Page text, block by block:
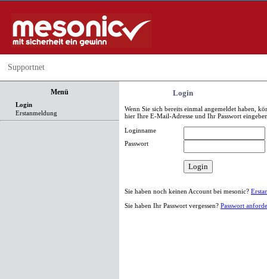
Supportnet
Menü
Login
Erstanmeldung
Login
Wenn Sie sich bereits einmal angemeldet haben,
hier Ihre E-Mail-Adresse und Ihr Passwort
Loginname
Passwort
Sie haben noch keinen Account bei mesonic?
Sie haben Ihr Passwort vergessen? Passwort